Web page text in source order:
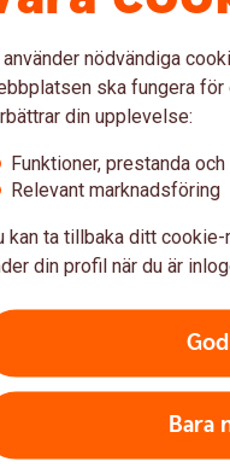
med Sörmlands
av
tillsammans
tas emot.
använder nödvändiga
ska fungera för
din upplevelse:
Funktioner, prestanda
Relevant marknadsföring
kan ta tillbaka ditt
din profil när du är
Bara